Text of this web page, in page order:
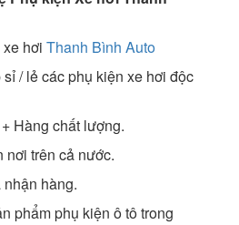
hơi Thanh Bình Auto
/ lẻ các phụ kiện xe hơi độc
Hàng chất lượng.
nơi trên cả nước.
hàng.
phẩm phụ kiện ô tô trong